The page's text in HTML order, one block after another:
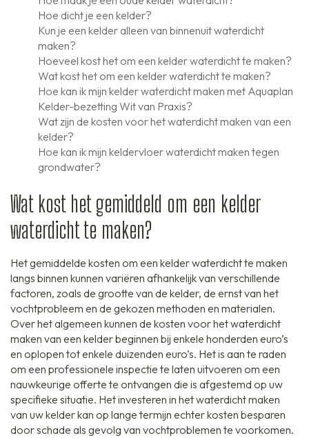
Hoe dicht je een kelder?
Kun je een kelder alleen van binnenuit waterdicht
maken?
Hoeveel kost het om een kelder waterdicht te maken?
Wat kost het om een kelder waterdicht te maken?
Hoe kan ik mijn kelder waterdicht maken met Aquaplan
Kelder-bezetting Wit van Praxis?
Wat zijn de kosten voor het waterdicht maken van een
kelder?
Hoe kan ik mijn keldervloer waterdicht maken tegen
grondwater?
Wat kost het gemiddeld om een kelder
waterdicht te maken?
Het gemiddelde kosten om een kelder waterdicht te maken
langs binnen kunnen variëren afhankelijk van verschillende
factoren, zoals de grootte van de kelder, de ernst van het
vochtprobleem en de gekozen methoden en materialen.
Over het algemeen kunnen de kosten voor het waterdicht
maken van een kelder beginnen bij enkele honderden euro’s
en oplopen tot enkele duizenden euro’s. Het is aan te raden
om een professionele inspectie te laten uitvoeren om een
nauwkeurige offerte te ontvangen die is afgestemd op uw
specifieke situatie. Het investeren in het waterdicht maken
van uw kelder kan op lange termijn echter kosten besparen
door schade als gevolg van vochtproblemen te voorkomen.